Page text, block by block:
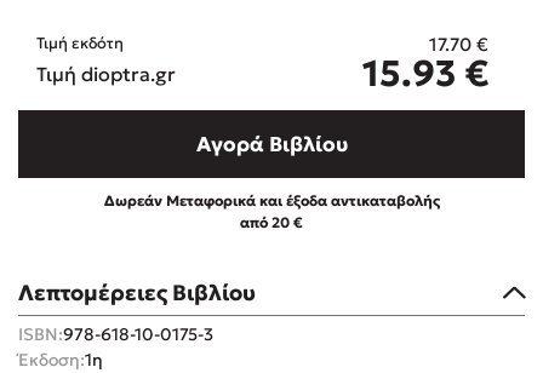
Πάνω, κάτω, μπροστά, πίσω
Λεπτομέρειες Βιβλίου
ISBN:978-618-10-0175-3
Έκδοση:1η
Τιμή εκδότη 17.70 €
Τιμή dioptra.gr 15.93 €
Αγορά Βιβλίου
Δωρεάν Μεταφορικά και έξοδα αντικαταβολής
από 20 €